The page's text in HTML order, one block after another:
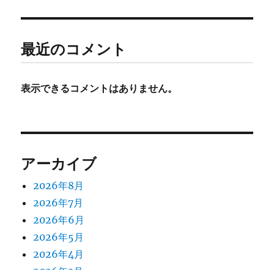
最近のコメント
表示できるコメントはありません。
アーカイブ
2026年8月
2026年7月
2026年6月
2026年5月
2026年4月